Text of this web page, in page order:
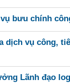
bưu chính
vụ công,
Lãnh đạo